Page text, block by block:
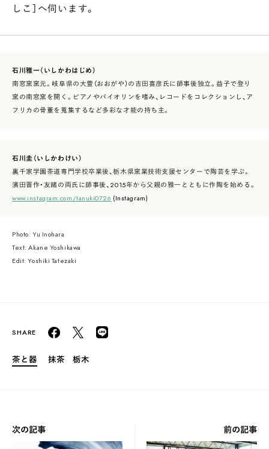
しこ］へ伺います。
石川雅一（いしかわはじめ）
南窓窯窯元。岐阜県の大萱（おおがや）の吉田喜彦氏に師事後独立。益子で登り
窯の南窓窯を開く。ピアノやバイオリンを嗜み、レコードをコレクションし、ア
フリカの骨董を蒐集するなど多彩な才能の持ち主。
石川圭（いしかわけい）
裏千家学園茶道専門学校卒業後、栃木県窯業技術支援センターで陶芸を学ぶ。
濱田晋作・友緒の両氏に師事後、2015年から父親の雅一とともに作陶を始める。
www.instagram.com/tanuki0726 (Instagram)
Photo: Yu Inohara
Text: Akane Yoshikawa
Edit: Yoshiki Tatezaki
茶と器 抹茶 栃木
次の記事 前の記事